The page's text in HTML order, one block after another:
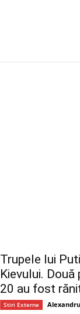
Trupele lui
Kievului.
20 au fost
Stiri Externe